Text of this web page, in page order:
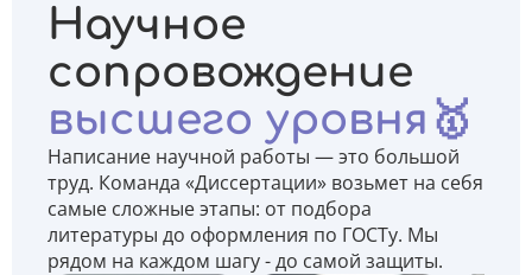
Научное
сопровождение
высшего уровня🥇
Написание научной работы — это большой
труд. Команда «Диссертации» возьмет на себя
самые сложные этапы: от подбора
литературы до оформления по ГОСТу. Мы
рядом на каждом шагу - до самой защиты.